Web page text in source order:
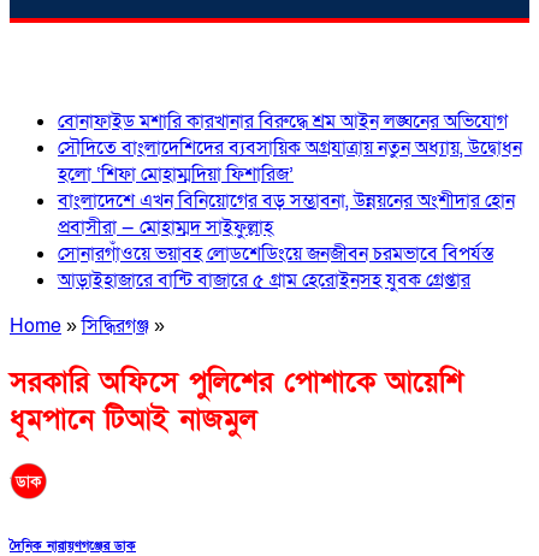
বোনাফাইড মশারি কারখানার বিরুদ্ধে শ্রম আইন লঙ্ঘনের অভিযোগ
সৌদিতে বাংলাদেশিদের ব্যবসায়িক অগ্রযাত্রায় নতুন অধ্যায়, উদ্বোধন
হলো ‘শিফা মোহাম্মদিয়া ফিশারিজ’
বাংলাদেশে এখন বিনিয়োগের বড় সম্ভাবনা, উন্নয়নের অংশীদার হোন
প্রবাসীরা — মোহাম্মদ সাইফুল্লাহ্
সোনারগাঁওয়ে ভয়াবহ লোডশেডিংয়ে জনজীবন চরমভাবে বিপর্যস্ত
আড়াইহাজারে বান্টি বাজারে ৫ গ্রাম হেরোইনসহ যুবক গ্রেপ্তার
Home»সিদ্ধিরগঞ্জ»
সরকারি অফিসে পুলিশের পোশাকে আয়েশি
ধূমপানে টিআই নাজমুল
দৈনিক নারায়ণগঞ্জের ডাক